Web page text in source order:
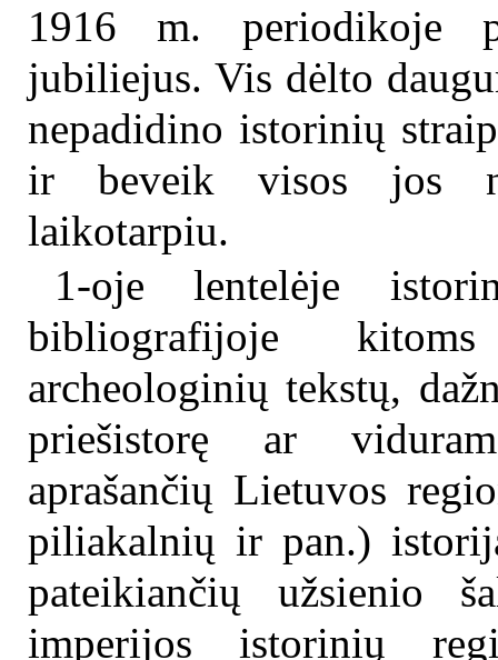
1916 m. periodikoje
jubiliejus. Vis dėlto
nepadidino istorinių
ir beveik visos jos
laikotarpiu.
1-oje lentelėje
bibliografijoje
archeologinių tekstų,
priešistorę ar
aprašančių Lietuvos
piliakalnių ir pan.)
pateikiančių užsienio
imperijos istorinių